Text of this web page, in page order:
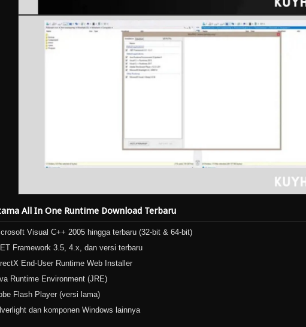
All In One Runtime Download Terbaru
Visual C++ 2005 hingga terbaru (32-bit & 64-bit)
Framework 3.5, 4.x, dan versi terbaru
End-User Runtime Web Installer
Runtime Environment (JRE)
Flash Player (versi lama)
dan komponen Windows lainnya